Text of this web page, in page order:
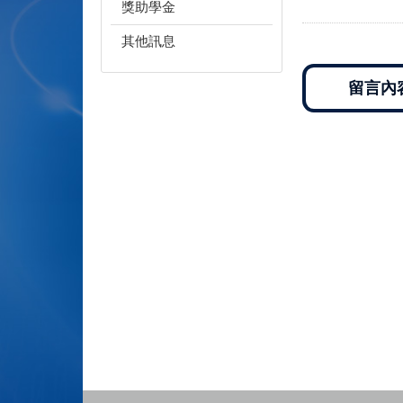
獎助學金
其他訊息